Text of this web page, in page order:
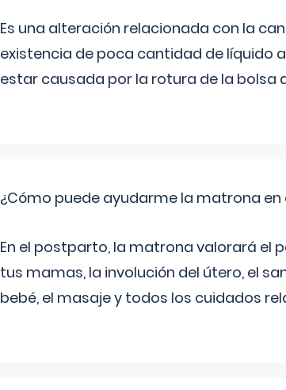
Es una alteración relacionada con la
existencia de poca cantidad de líquido
estar causada por la rotura de la bolsa
¿Cómo puede ayudarme la matrona
En el postparto, la matrona valorará el
tus mamas, la involución del útero, el
bebé, el masaje y todos los cuidados